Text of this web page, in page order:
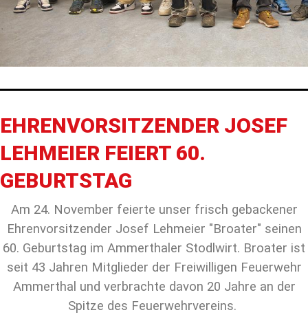
EHRENVORSITZENDER JOSEF
LEHMEIER FEIERT 60.
GEBURTSTAG
Am 24. November feierte unser frisch gebackener
Ehrenvorsitzender Josef Lehmeier "Broater" seinen
60. Geburtstag im Ammerthaler Stodlwirt. Broater ist
seit 43 Jahren Mitglieder der Freiwilligen Feuerwehr
Ammerthal und verbrachte davon 20 Jahre an der
Spitze des Feuerwehrvereins.